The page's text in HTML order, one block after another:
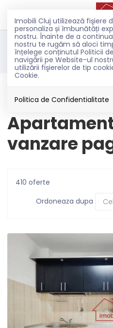
Imobili Cluj utilizează fişiere
personaliza și îmbunătăți
nostru. Înainte de a
nostru te rugăm să aloci
înțelege conținutul Politicii
navigării pe Website-ul
utilizării fişierelor de tip
Cookie.
Politica de Confidentialitate
vanzare
410 oferte
Ordoneaza dupa